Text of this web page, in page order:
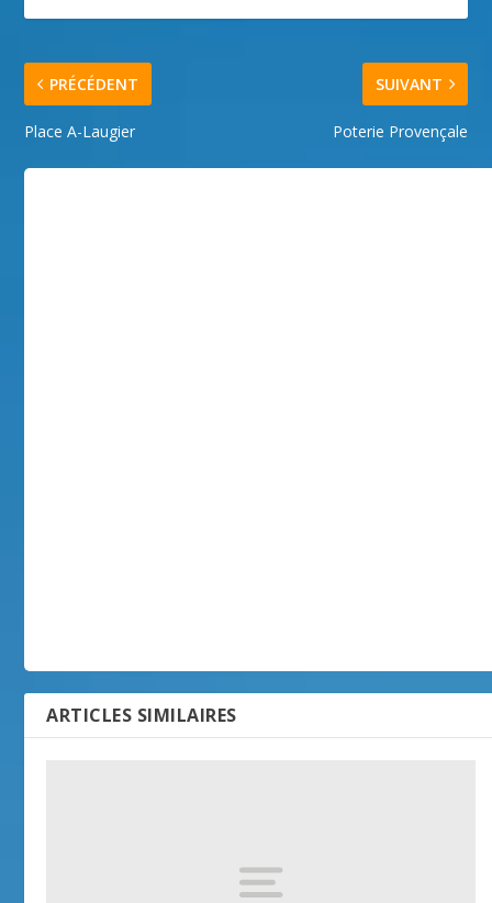
PRÉCÉDENT
Place A-Laugier
SUIVANT
Poterie Provençale
ARTICLES SIMILAIRES